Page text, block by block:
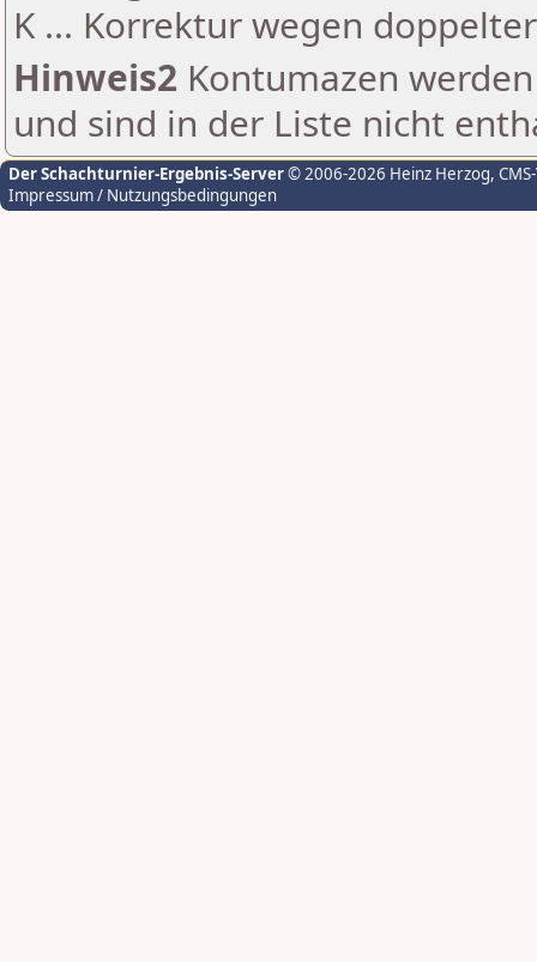
K ... Korrektur wegen
Hinweis2 Kontumazen
und sind in der Liste nicht
Der Schachturnier-Ergebnis-Server© 2006-2026 Heinz Herzog,
Impressum / Nutzungsbedingungen